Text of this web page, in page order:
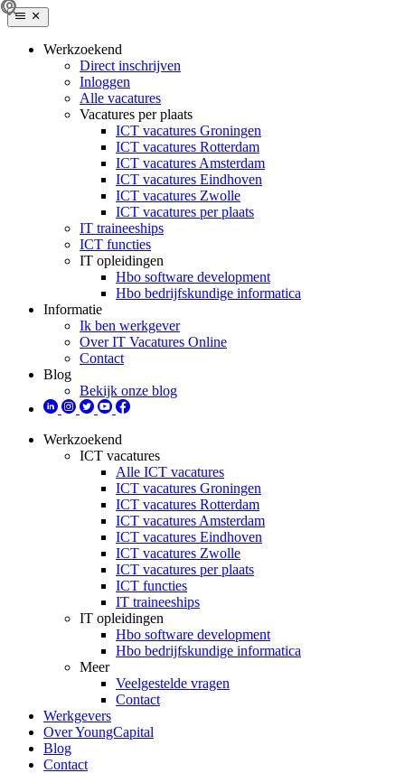
Werkzoekend
Direct inschrijven
Inloggen
Alle vacatures
Vacatures per plaats
ICT vacatures Groningen
ICT vacatures Rotterdam
ICT vacatures Amsterdam
ICT vacatures Eindhoven
ICT vacatures Zwolle
ICT vacatures per plaats
IT traineeships
ICT functies
IT opleidingen
Hbo software development
Hbo bedrijfskundige informatica
Informatie
Ik ben werkgever
Over IT Vacatures Online
Contact
Blog
Bekijk onze blog
Werkzoekend
ICT vacatures
Alle ICT vacatures
ICT vacatures Groningen
ICT vacatures Rotterdam
ICT vacatures Amsterdam
ICT vacatures Eindhoven
ICT vacatures Zwolle
ICT vacatures per plaats
ICT functies
IT traineeships
IT opleidingen
Hbo software development
Hbo bedrijfskundige informatica
Meer
Veelgestelde vragen
Contact
Werkgevers
Over YoungCapital
Blog
Contact